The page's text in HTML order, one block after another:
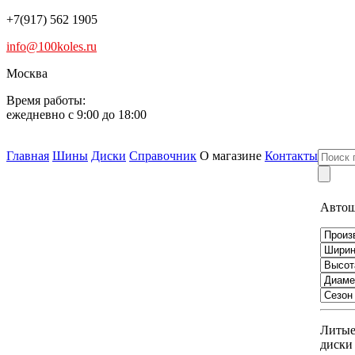
+7(917) 562 1905
info@100koles.ru
Москва
Время работы:
ежедневно с 9:00 до 18:00
Главная Шины Диски Справочник О магазине Контакты
Литые
диски